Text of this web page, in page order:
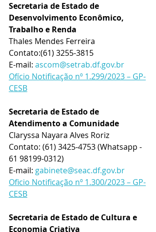
Secretaria de Estado de
Desenvolvimento Econômico,
Trabalho e Renda
Thales Mendes Ferreira
Contato:(61) 3255-3815
E-mail: ascom@setrab.df.gov.br
Ofício Notificação nº 1.299/2023 – GP-
CESB
Secretaria de Estado de
Atendimento a Comunidade
Claryssa Nayara Alves Roriz
Contato: (61) 3425-4753 (Whatsapp -
61 98199-0312)
E-mail: gabinete@seac.df.gov.br
Oficio Notificação nº 1.300/2023 – GP-
CESB
Secretaria de Estado de Cultura e
Economia Criativa